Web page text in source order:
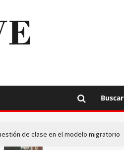
Buscar
de clase en el modelo migratorio